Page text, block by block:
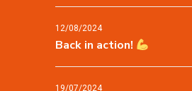
Back in action!
12/08/2024
19/07/2024